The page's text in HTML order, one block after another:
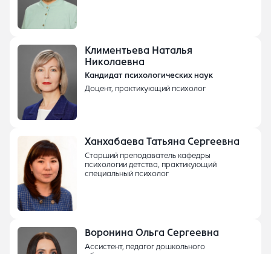
Климентьева Наталья
Николаевна
Кандидат психологических наук
Доцент, практикующий психолог
Ханхабаева Татьяна Сергеевна
Cтарший преподаватель кафедры
психологии детства, практикующий
специальный психолог
Воронина Ольга Сергеевна
Ассистент, педагог дошкольного